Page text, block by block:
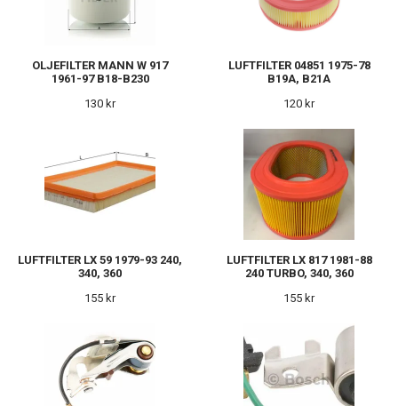
OLJEFILTER MANN W 917
1961-97 B18-B230
130 kr
LUFTFILTER 04851 1975-78
B19A, B21A
120 kr
LUFTFILTER LX 59 1979-93 240,
340, 360
155 kr
LUFTFILTER LX 817 1981-88
240 TURBO, 340, 360
155 kr